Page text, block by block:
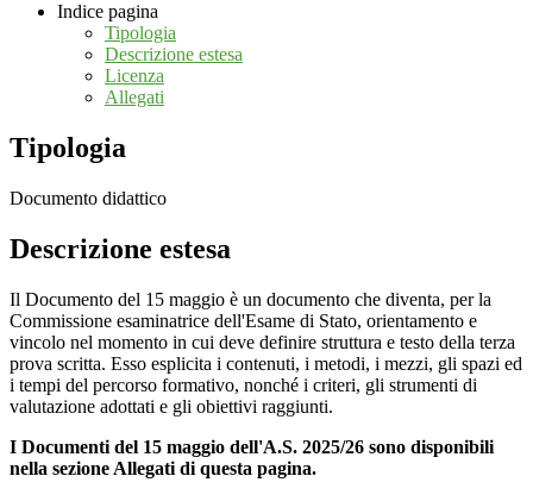
Indice pagina
Tipologia
Descrizione estesa
Licenza
Allegati
Tipologia
Documento didattico
Descrizione estesa
Il Documento del 15 maggio è un documento che diventa, per la
Commissione esaminatrice dell'Esame di Stato, orientamento e
vincolo nel momento in cui deve definire struttura e testo della terza
prova scritta. Esso esplicita i contenuti, i metodi, i mezzi, gli spazi ed
i tempi del percorso formativo, nonché i criteri, gli strumenti di
valutazione adottati e gli obiettivi raggiunti.
I Documenti del 15 maggio dell'A.S. 2025/26 sono disponibili
nella sezione Allegati di questa pagina.